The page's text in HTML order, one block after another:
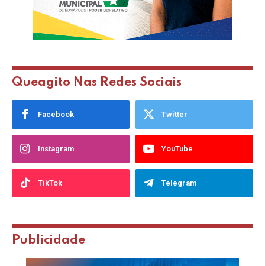
Queagito Nas Redes Sociais
Facebook Twitter
Instagram YouTube
TikTok Telegram
Publicidade